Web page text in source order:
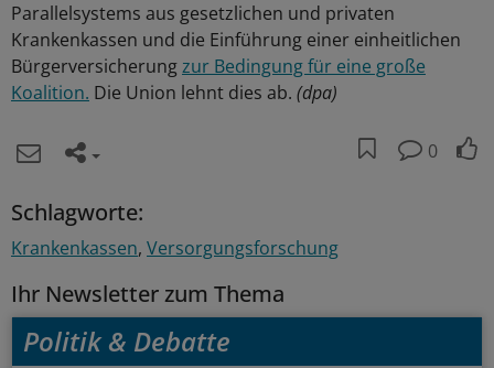
Parallelsystems aus gesetzlichen und privaten
Krankenkassen und die Einführung einer einheitlichen
Bürgerversicherungzur Bedingung für eine große
Koalition. Die Union lehnt dies ab. (dpa)
0
Schlagworte:
Krankenkassen Versorgungsforschung
Ihr Newsletter zum Thema
Politik & Debatte